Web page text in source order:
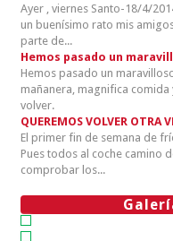
Ayer , viernes Santo-18/4/
un buenísimo rato mis
parte de...
Hemos pasado un
Hemos pasado un
mañanera, magnifica
volver.
QUEREMOS VOLVER OTRA
El primer fin de semana de
Pues todos al coche camino
comprobar los...